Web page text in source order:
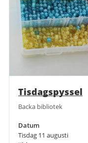
Tisdagspyssel
Backa bibliotek
Datum
Tisdag 11 augusti